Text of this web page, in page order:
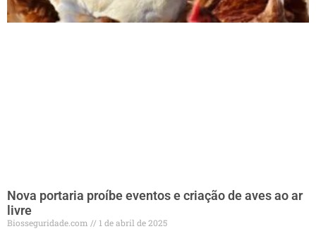
Nova portaria proíbe eventos e criação de aves ao ar
livre
Biosseguridade.com 1 de abril de 2025